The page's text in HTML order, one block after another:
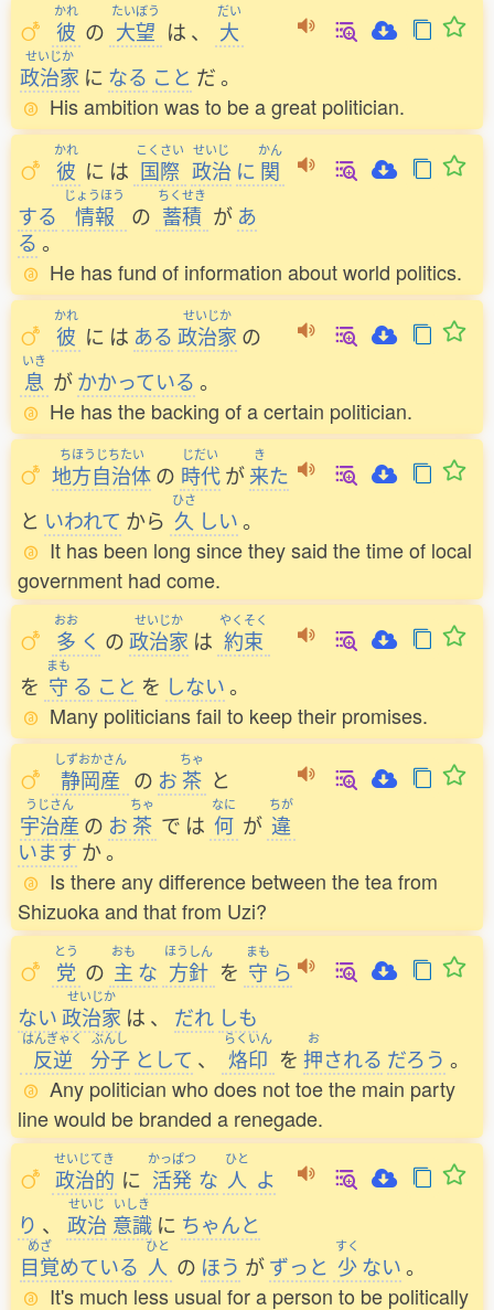
かれ
彼 の
たいぼう
大望 は 、
だい
大
せいじか
政治家 に なる こと だ。
His ambition was to be a great politician.
かれ
彼 に は
こくさい
国際
せいじ
政治 に
かん
関
する
じょうほう
情報 の
ちくせき
蓄積 が あ
る 。
He has fund of information about world politics.
かれ
彼 に は ある
せいじか
政治家 の
いき
息 がかかっている 。
He has the backing of a certain politician.
ちほうじちたい
地方自治体の
じだい
時代 が
き
来た
と いわれて から
ひさ
久 しい。
It has been long since they said the time of local
government had come.
おお
多 く の
せいじか
政治家 は
やくそく
約束
を
まも
守 る こと を しない。
Many politicians fail to keep their promises.
しずおかさん
静岡産 の お
ちゃ
茶 と
うじさん
宇治産 の お
ちゃ
茶 で は
なに
何 が
ちが
違
います か。
Is there any difference between the tea from
Shizuoka and that from Uzi?
とう
党 の
おも
主 な
ほうしん
方針 を
まも
守 ら
ない
せいじか
政治家 は 、 だれ しも
はんぎゃく
反逆
ぶんし
分子 として 、
らくいん
烙印 を
お
押される だろう 。
Any politician who does not toe the main party
line would be branded a renegade.
せいじてき
政治的 に
かっぱつ
活発 な
ひと
人 よ
り 、
せいじ
政治
いしき
意識 に ちゃんと
めざ
目覚めている
ひと
人 の ほう がずっと
すく
少ない。
It's much less usual for a person to be politically